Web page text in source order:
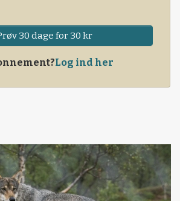
30 dage for 30 kr
Log ind her